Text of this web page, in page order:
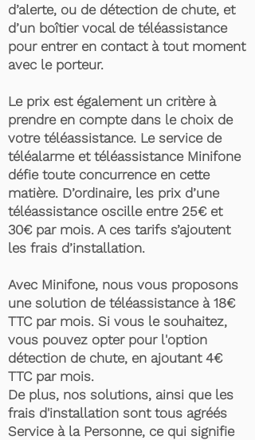
d’alerte, ou de détection de chute, et
d’un boîtier vocal de téléassistance
pour entrer en contact à tout moment
avec le porteur.
Le prix est également un critère à
prendre en compte dans le choix de
votre téléassistance. Le service de
téléalarme et téléassistance Minifone
défie toute concurrence en cette
matière. D’ordinaire, les prix d’une
téléassistance oscille entre 25€ et
30€ par mois. A ces tarifs s’ajoutent
les frais d’installation.
Avec Minifone, nous vous proposons
une solution de téléassistance à 18€
TTC par mois. Si vous le souhaitez,
vous pouvez opter pour l'option
détection de chute, en ajoutant 4€
TTC par mois.
De plus, nos solutions, ainsi que les
frais d'installation sont tous agréés
Service à la Personne, ce qui signifie